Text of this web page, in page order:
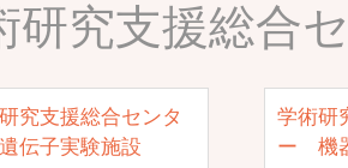
研究支援総合
究支援総合センタ
伝子実験施設
学術研
ー 機